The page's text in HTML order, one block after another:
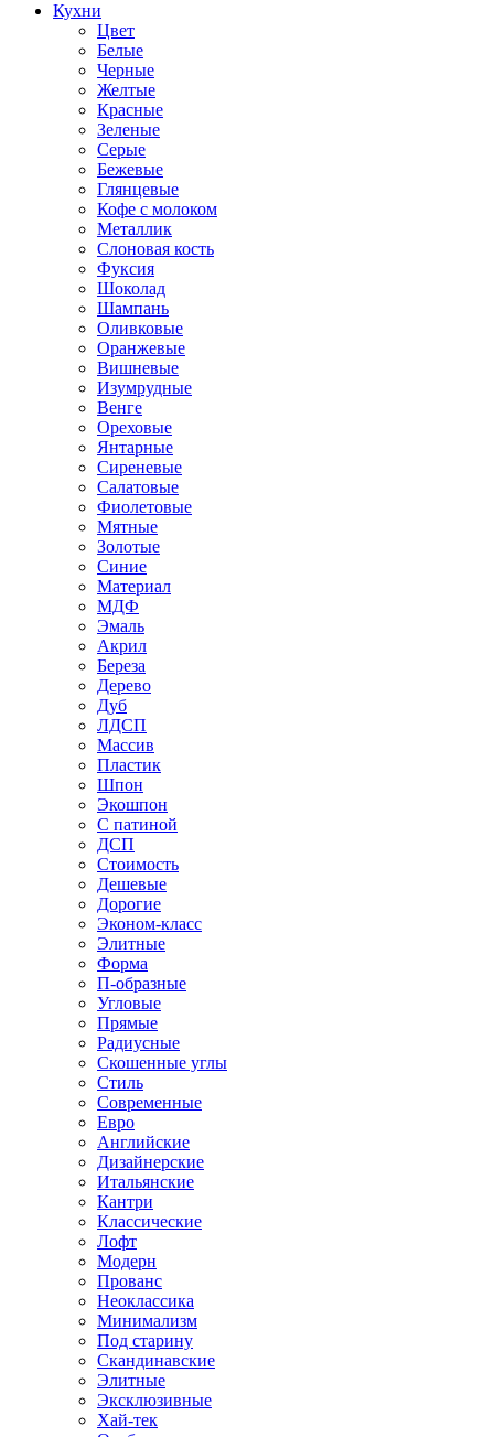
Кухни
Цвет
Белые
Черные
Желтые
Красные
Зеленые
Серые
Бежевые
Глянцевые
Кофе с молоком
Металлик
Слоновая кость
Фуксия
Шоколад
Шампань
Оливковые
Оранжевые
Вишневые
Изумрудные
Венге
Ореховые
Янтарные
Сиреневые
Салатовые
Фиолетовые
Мятные
Золотые
Синие
Материал
МДФ
Эмаль
Акрил
Береза
Дерево
Дуб
ЛДСП
Массив
Пластик
Шпон
Экошпон
С патиной
ДСП
Стоимость
Дешевые
Дорогие
Эконом-класс
Элитные
Форма
П-образные
Угловые
Прямые
Радиусные
Скошенные углы
Стиль
Современные
Евро
Английские
Дизайнерские
Итальянские
Кантри
Классические
Лофт
Модерн
Прованс
Неоклассика
Минимализм
Под старину
Скандинавские
Элитные
Эксклюзивные
Хай-тек